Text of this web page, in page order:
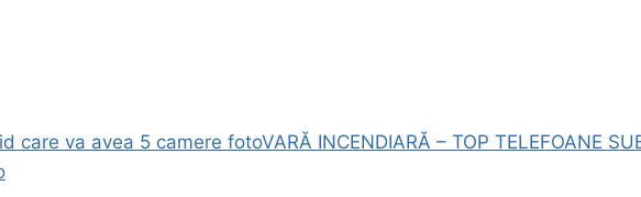
care va avea 5 camere fotoVARĂ INCENDIARĂ – TOP TELEFOANE